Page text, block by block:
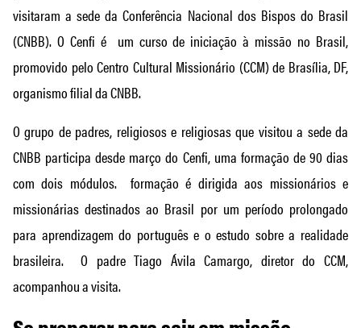
visitaram a sede da Conferência Nacional dos Bispos do Brasil
(CNBB). O Cenfi é um curso de iniciação à missão no Brasil,
promovido pelo Centro Cultural Missionário (CCM) de Brasília, DF,
organismo filial da CNBB.
O grupo de padres, religiosos e religiosas que visitou a sede da
CNBB participa desde março do Cenfi, uma formação de 90 dias
com dois módulos. formação é dirigida aos missionários e
missionárias destinados ao Brasil por um período prolongado
para aprendizagem do português e o estudo sobre a realidade
brasileira. O padre Tiago Ávila Camargo, diretor do CCM,
acompanhou a visita.